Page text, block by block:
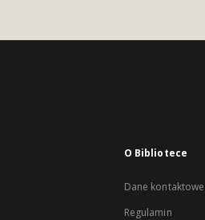
O Bibliotece
Dane kontaktowe
Regulamin